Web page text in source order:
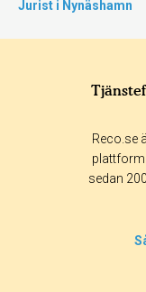
Jurist i Nynäshamn
Reco.se
sedan